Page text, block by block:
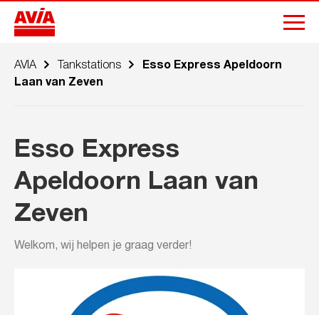
AVIA Tankstations
Esso Express Apeldoorn
Laan van Zeven
Esso Express
Apeldoorn Laan van
Zeven
Welkom, wij helpen je graag verder!